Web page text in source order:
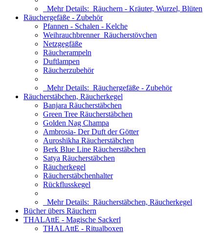
Mehr Details: Räuchern - Kräuter, Wurzel, Blüten
Räuchergefäße - Zubehör
Pfannen - Schalen - Kelche
Weihrauchbrenner_Räucherstövchen
Netzgegfäße
Räucherampeln
Duftlampen
Räucherzubehör
Mehr Details: Räuchergefäße - Zubehör
Räucherstäbchen, Räucherkegel
Banjara Räucherstäbchen
Green Tree Räucherstäbchen
Golden Nag Champa
Ambrosia- Der Duft der Götter
Auroshikha Räucherstäbchen
Berk Blue Line Räucherstäbchen
Satya Räucherstäbchen
Räucherkegel
Räucherstäbchenhalter
Rückflusskegel
Mehr Details: Räucherstäbchen, Räucherkegel
Bücher übers Räuchern
THALAttE - Magische Sackerl
THALAttE - Ritualboxen